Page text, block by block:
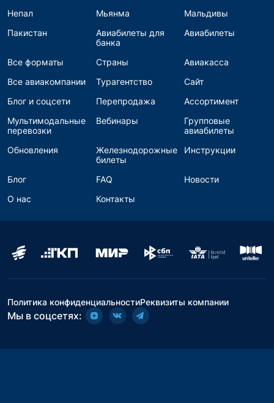
Непал
Мьянма
Мальдивы
Пакистан
Авиабилеты для
банка
Авиабилеты
Все форматы Страны
Авиакасса
Все авиакомпании
Турагентство
Сайт
Блог и соцсети
Перепродажа
Ассортимент
Мультимодальные
перевозки
Вебинары
Групповые
авиабилеты
Обновления
Железнодорожные
билеты
Инструкции
Блог FAQ
Новости
О нас
Контакты
Политика конфиденциальностиРеквизиты компании
Мы в соцсетях: